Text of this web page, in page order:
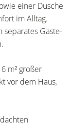
einer Dusche
im Alltag.
separates Gäste-
m² großer
vor dem Haus,